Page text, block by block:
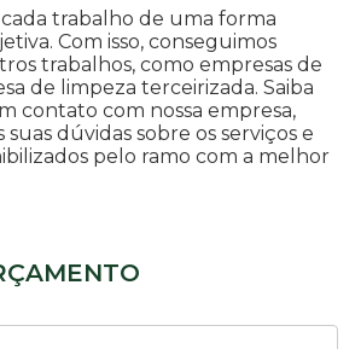
trabalho de uma forma
Com isso, conseguimos
trabalhos, como empresas de
de limpeza terceirizada. Saiba
contato com nossa empresa,
suas dúvidas sobre os serviços e
pelo ramo com a melhor